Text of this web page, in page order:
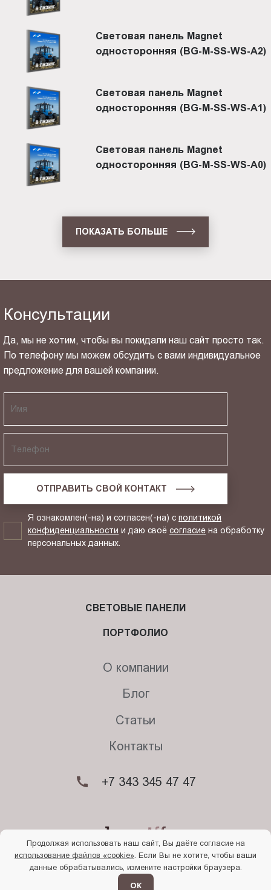
Световая панель Magnet
односторонняя (BG-M-SS-WS-A2)
Световая панель Magnet
односторонняя (BG-M-SS-WS-A1)
Световая панель Magnet
односторонняя (BG-M-SS-WS-A0)
ПОКАЗАТЬ БОЛЬШЕ
Консультации
Да, мы не хотим, чтобы вы покидали наш сайт просто так.
По телефону мы можем обсудить с вами индивидуальное
предложение для вашей компании.
ОТПРАВИТЬ СВОЙ КОНТАКТ
Я ознакомлен(-на) и согласен(-на) сполитикой
конфиденциальности и даю своёсогласие на обработку
персональных данных.
© 2026. Begriff
Политика конфиденциальности
СВЕТОВЫЕ ПАНЕЛИ
ПОРТФОЛИО
О компании
Блог
Статьи
Контакты
+7 343 345 47 47
Продолжая использовать наш сайт, Вы даёте согласие на
использование файлов «cookie» . Если Вы не хотите, чтобы ваши
данные обрабатывались, измените настройки браузера.
ОК